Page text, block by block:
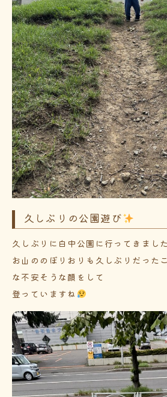
久しぶりの公園遊び
久しぶりに白中公園に行ってきました
お山ののぼりおりも久しぶりだった
な不安そうな顔をして
登っていますね